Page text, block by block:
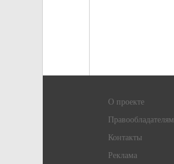
О проекте
Правообладателям
Контакты
Реклама